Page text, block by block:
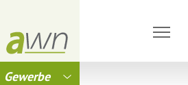
Gewerbe